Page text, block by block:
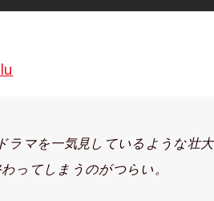
ラマを一気見しているような壮
ってしまうのがつらい。